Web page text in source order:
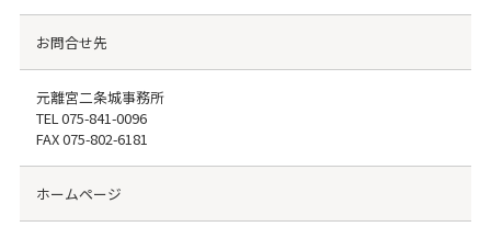
お問合せ先
元離宮二条城事務所
TEL075-841-0096
FAX075-802-6181
ホームページ